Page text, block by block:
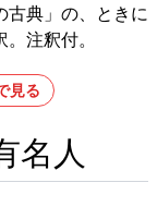
古典」の、ときに
注釈付。
見る
名人